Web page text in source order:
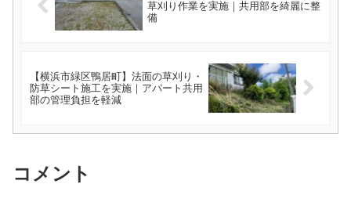
草刈り作業を実施｜共用部を綺麗に整
備
【横浜市緑区鴨居町】法面の草刈り・
防草シート施工を実施｜アパート共用
部の管理負担を軽減
コメント